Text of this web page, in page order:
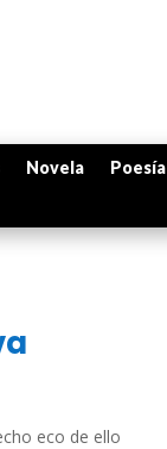
Novela Poesía
eco de ello